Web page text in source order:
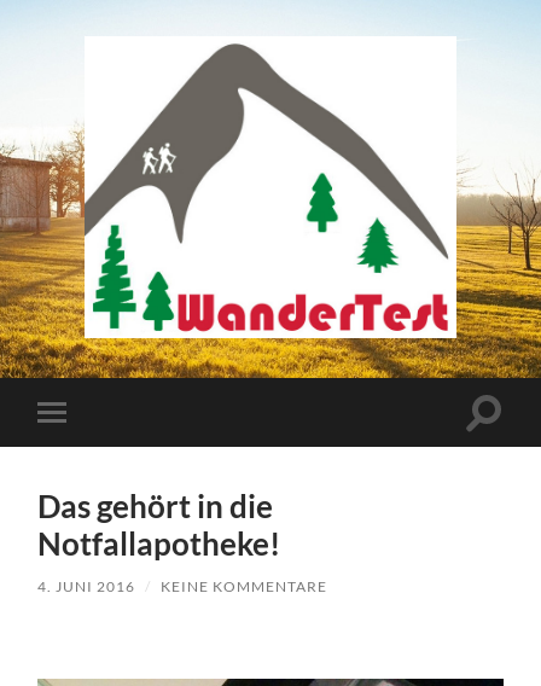
wander-
test
Mobile-
Menü
Das gehört in die
Notfallapotheke!
4. JUNI 2016 / KEINE KOMMENTARE